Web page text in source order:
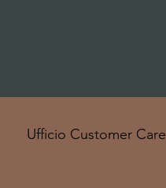
Ufficio Customer Care